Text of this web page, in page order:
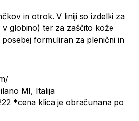
in otrok. V liniji so izdelki za
globino) ter za zaščito kože
posebej formuliran za plenični in
MI, Italija
*cena klica je obračunana po